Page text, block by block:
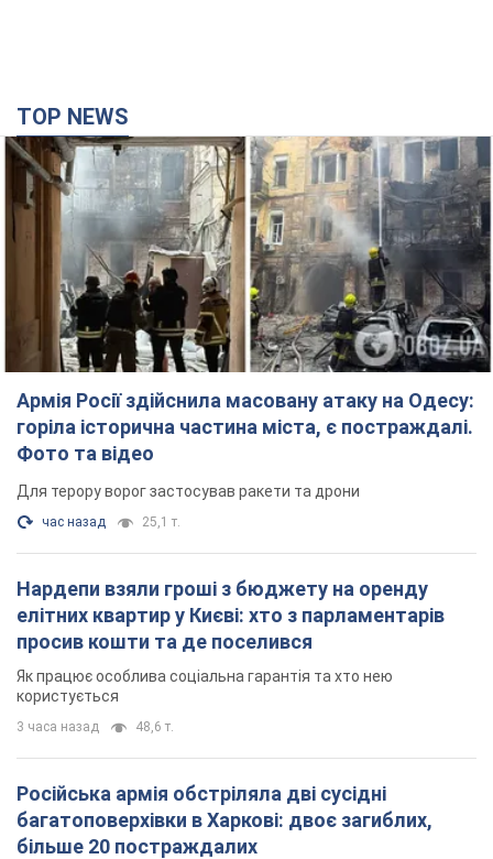
TOP NEWS
Армія Росії здійснила масовану атаку на Одесу:
горіла історична частина міста, є постраждалі.
Фото та відео
Для терору ворог застосував ракети та дрони
час назад 25,1 т.
Нардепи взяли гроші з бюджету на оренду
елітних квартир у Києві: хто з парламентарів
просив кошти та де поселився
Як працює особлива соціальна гарантія та хто нею
користується
3 часа назад 48,6 т.
Російська армія обстріляла дві сусідні
багатоповерхівки в Харкові: двоє загиблих,
більше 20 постраждалих